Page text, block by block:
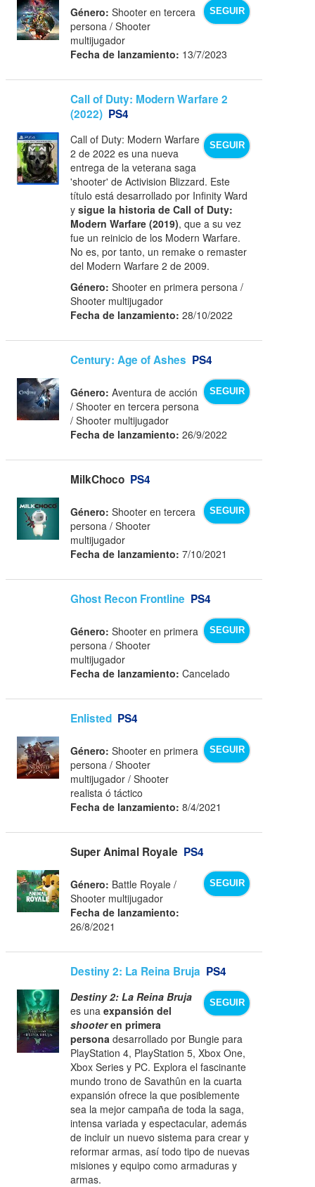
SEGUIR
Género: Shooter en tercera
persona / Shooter
multijugador
Fecha de lanzamiento: 13/7/2023
Call of Duty: Modern Warfare 2
(2022) PS4
SEGUIR
Call of Duty: Modern Warfare
2 de 2022 es una nueva
entrega de la veterana saga
'shooter' de Activision Blizzard. Este
título está desarrollado por Infinity Ward
ysigue la historia de Call of Duty:
Modern Warfare (2019), que a su vez
fue un reinicio de los Modern Warfare.
No es, por tanto, un remake o remaster
del Modern Warfare 2 de 2009.
Género: Shooter en primera persona /
Shooter multijugador
Fecha de lanzamiento: 28/10/2022
Century: Age of Ashes PS4
SEGUIR
Género: Aventura de acción
/ Shooter en tercera persona
/ Shooter multijugador
Fecha de lanzamiento: 26/9/2022
MilkChoco PS4
SEGUIR
Género: Shooter en tercera
persona / Shooter
multijugador
Fecha de lanzamiento: 7/10/2021
Ghost Recon Frontline PS4
SEGUIR
Género: Shooter en primera
persona / Shooter
multijugador
Fecha de lanzamiento: Cancelado
Enlisted PS4
SEGUIR
Género: Shooter en primera
persona / Shooter
multijugador / Shooter
realista ó táctico
Fecha de lanzamiento: 8/4/2021
Super Animal Royale PS4
SEGUIR
Género: Battle Royale /
Shooter multijugador
Fecha de lanzamiento:
26/8/2021
Destiny 2: La Reina Bruja PS4
SEGUIR
Destiny 2: La Reina Bruja
es unaexpansión del
shooteren primera
persona desarrollado por Bungie para
PlayStation 4, PlayStation 5, Xbox One,
Xbox Series y PC. Explora el fascinante
mundo trono de Savathûn en la cuarta
expansión ofrece la que posiblemente
sea la mejor campaña de toda la saga,
intensa variada y espectacular, además
de incluir un nuevo sistema para crear y
reformar armas, así todo tipo de nuevas
misiones y equipo como armaduras y
armas.